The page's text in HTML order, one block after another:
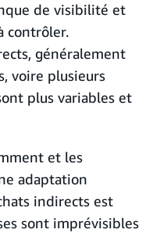
de visibilité et
contrôler.
généralement
voire plusieurs
plus variables et
et les
adaptation
indirects est
sont imprévisibles